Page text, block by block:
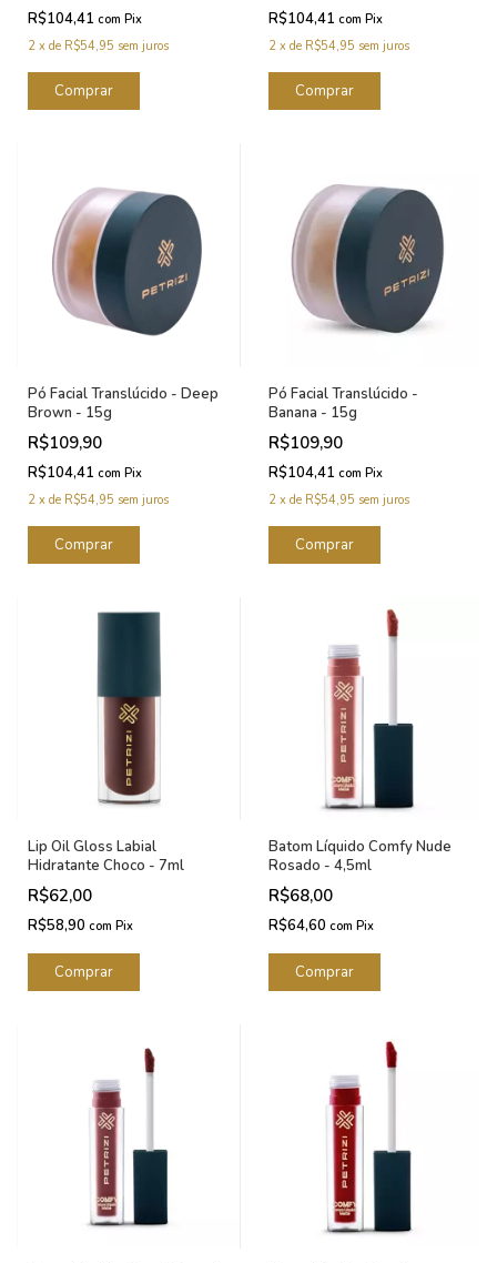
R$104,41 com Pix
2 x de R$54,95 sem juros
R$104,41 com Pix
2 x de R$54,95 sem juros
Pó Facial Translúcido - Deep
Brown - 15g
R$109,90
R$104,41 com Pix
2 x de R$54,95 sem juros
Pó Facial Translúcido -
Banana - 15g
R$109,90
R$104,41 com Pix
2 x de R$54,95 sem juros
Lip Oil Gloss Labial
Hidratante Choco - 7ml
R$62,00
R$58,90 com Pix
Batom Líquido Comfy Nude
Rosado - 4,5ml
R$68,00
R$64,60 com Pix